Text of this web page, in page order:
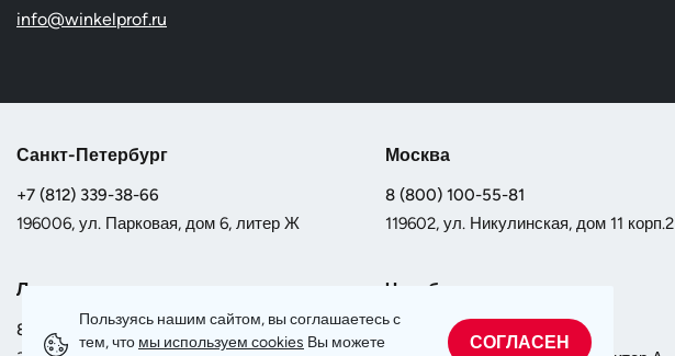
info@winkelprof.ru
Санкт-Петербург
+7 (812) 339-38-66
196006, ул. Парковая, дом 6, литер Ж
Москва
8 (800) 100-55-81
119602, ул. Никулинская, дом 11 корп.2
Липецк
8 (800) 100-55-81
Челябинск
8 (800) 100-55-81
Пользуясь нашим сайтом, вы соглашаетесь с
тем, что мы используем сookies Вы можете СОГЛАСЕН